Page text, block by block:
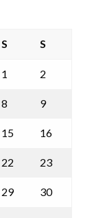
S S
1 2
8 9
15 16
22 23
29 30